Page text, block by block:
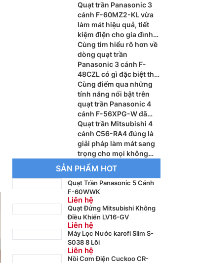
Mitsubishi 5 cánh C56-
RA5
Quạt trần Panasonic 3
cánh F-60MZ2-KL vừa
làm mát hiệu quả, tiết
kiệm điện cho gia đình
với cái hè nắng nóng
Cùng tìm hiểu rõ hơn về
dòng quạt trần
Panasonic 3 cánh F-
48CZL có gì đặc biệt thu
hút khách hàng hiện nay
Cùng điểm qua những
tính năng nổi bật trên
quạt trần Panasonic 4
cánh F-56XPG-W đã
được khách hàng đánh
giá cao
Quạt trần Mitsubishi 4
cánh C56-RA4 đúng là
giải pháp làm mát sang
trọng cho mọi không
gian đầy tiện nghi
SẢN PHẨM HOT
Quạt Trần Panasonic 5 Cánh
F-60WWK
Liên hệ
Quạt Đứng Mitsubishi Không
Điều Khiển LV16-GV
Liên hệ
Máy Lọc Nước karofi Slim S-
S038 8 Lõi
Liên hệ
Nồi Cơm Điện Cuckoo CR-